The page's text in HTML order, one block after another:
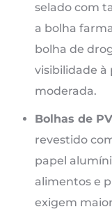
selado com
a bolha
bolha de
visibilidade à
moderada.
Bolhas de
revestido
papel
alimentos e
exigem